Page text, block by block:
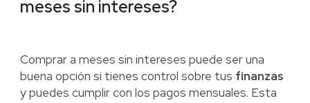
meses sin intereses?
Comprar a meses sin intereses puede ser una
buena opción si tienes control sobre tus finanzas
y puedes cumplir con los pagos mensuales. Esta